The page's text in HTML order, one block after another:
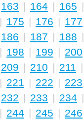
163 | 164 | 165
| 175 | 176 | 177
186 | 187 | 188
| 198 | 199 | 200
209 | 210 | 211
| 221 | 222 | 223
232 | 233 | 234
| 244 | 245 | 246